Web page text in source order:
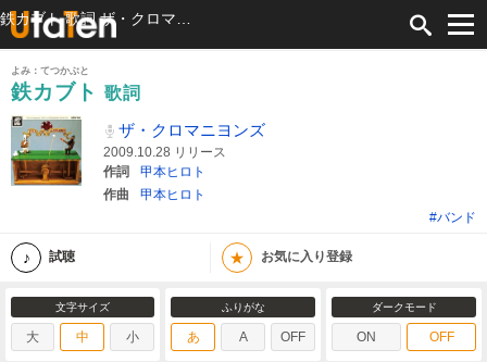
よみ：てつかぶと
鉄カブト 歌詞
ザ・クロマニヨンズ
2009.10.28 リリース
作詞
甲本ヒロト
作曲
甲本ヒロト
#バンド
試聴 ★ お気に入り登録
文字サイズ
大 中 小
ふりがな
あ A OFF
ダークモード
ON OFF